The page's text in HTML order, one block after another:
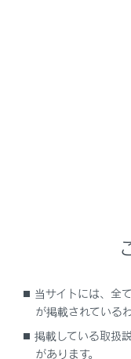
リヤシートエンタ
リヤシートエンタ
Autoの音楽を再生
当サイトには、全
が掲載されている
掲載している取扱
があります。